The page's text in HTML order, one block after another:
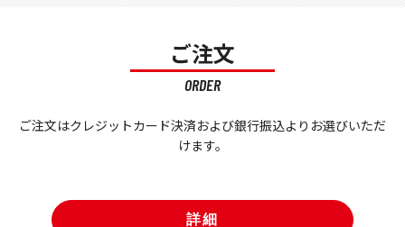
ご注文
ORDER
ご注文はクレジットカード決済および銀行振込よりお選びいただ
けます。
詳細